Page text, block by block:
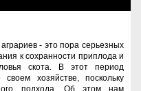
- это пора серьезных
к сохранности приплода и
скота. В этот период
хозяйстве, поскольку
подхода. Об этом нам